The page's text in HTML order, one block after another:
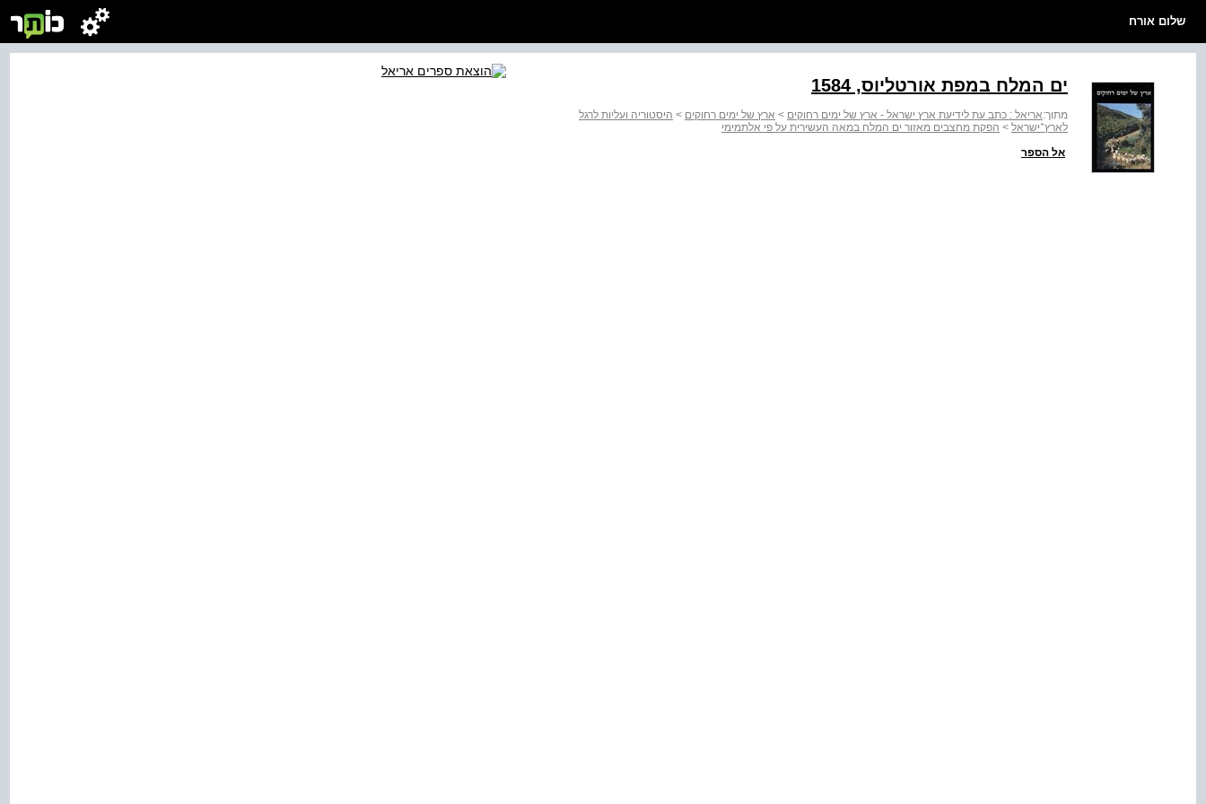
שלום אורח
ים המלח במפת אורטליוס, 1584
מתוך:אריאל : כתב עת לידיעת ארץ ישראל - ארץ של ימים רחוקים > ארץ של ימים רחוקים > היסטוריה ועליות לרגל
לארץ־ישראל > הפקת מחצבים מאזור ים המלח במאה העשירית על פי אלתמימי
אל הספר